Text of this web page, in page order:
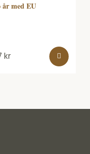
år med EU
kr